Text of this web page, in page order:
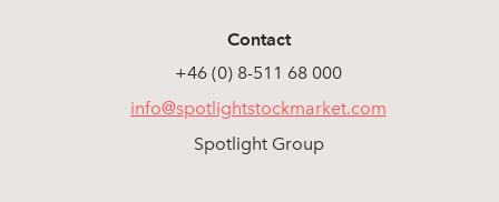
Contact
+46 (0) 8-511 68 000
info@spotlightstockmarket.com
Spotlight Group